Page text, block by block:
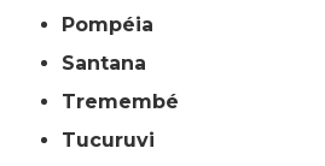
Pompéia
Santana
Tremembé
Tucuruvi